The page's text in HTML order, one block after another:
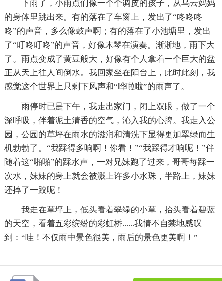
下雨了，小雨点们像一个个调皮的孩子，从乌云妈妈
的身体里跳出来。有的落在了车窗上，发出了“咚咚咚
咚”的声音，多么像鼓声啊；有的落在了小池塘里，发出
了“叮咚叮咚”的声音，好像木琴在演奏。渐渐地，雨下大
了。雨点变成了黄豆般大，好像有个人拿着一个巨大的盆
正从天上往人间倒水。我回家坐在阳台上，此时此刻，我
感觉这个世界上只剩下风声和“哗啦啦”的雨声了。
雨停时已是下午，我走出家门，闭上双眼，做了一个
深呼吸，伴着泥土清香的空气，沁入我的心脾。我走入公
园，公园的草坪在雨水的滋润和清洗下显得更加翠绿而生
机勃勃了。“我踩得多响啊！你看！”“我踩得才响呢！”伴
随着这“啪啪”的踩水声，一对兄妹跑了过来，哥哥每踩一
次水，妹妹的身上就会被溅上许多小水珠，半路上，妹妹
还摔了一跤呢！
我走在草坪上，低头看着翠绿的小草，抬头看着碧蓝
的天空，看着五彩缤纷的彩虹桥......我情不自禁地感叹
到：“哇！不仅雨中景色很美，雨后的景色更美啊！”